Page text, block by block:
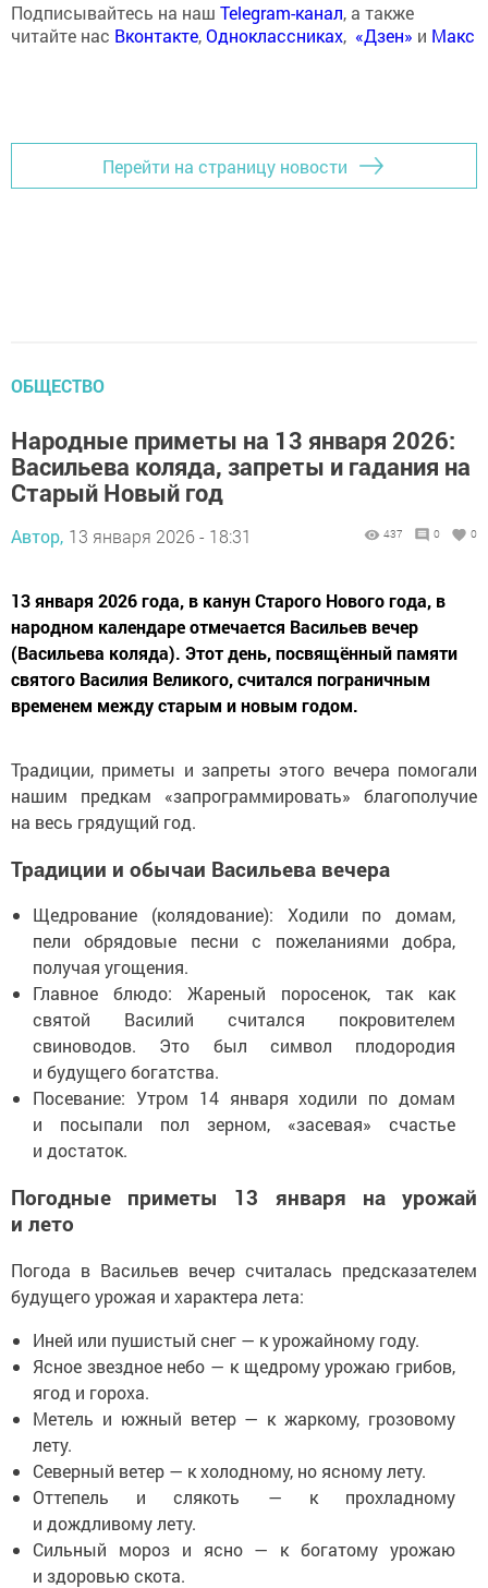
Подписывайтесь на наш Telegram-канал, а также
читайте нас Вконтакте,Одноклассниках, «Дзен» и Макс
Перейти на страницу новости
ОБЩЕСТВО
Народные приметы на 13 января 2026:
Васильева коляда, запреты и гадания на
Старый Новый год
Автор, 13 января 2026 - 18:31 437 0 0
13 января 2026 года, в канун Старого Нового года, в
народном календаре отмечается Васильев вечер
(Васильева коляда). Этот день, посвящённый памяти
святого Василия Великого, считался пограничным
временем между старым и новым годом.
Традиции, приметы и запреты этого вечера помогали
нашим предкам «запрограммировать» благополучие
на весь грядущий год.
Традиции и обычаи Васильева вечера
Щедрование (колядование): Ходили по домам,
пели обрядовые песни с пожеланиями добра,
получая угощения.
Главное блюдо: Жареный поросенок, так как
святой Василий считался покровителем
свиноводов. Это был символ плодородия
и будущего богатства.
Посевание: Утром 14 января ходили по домам
и посыпали пол зерном, «засевая» счастье
и достаток.
Погодные приметы 13 января на урожай
и лето
Погода в Васильев вечер считалась предсказателем
будущего урожая и характера лета:
Иней или пушистый снег — к урожайному году.
Ясное звездное небо — к щедрому урожаю грибов,
ягод и гороха.
Метель и южный ветер — к жаркому, грозовому
лету.
Северный ветер — к холодному, но ясному лету.
Оттепель и слякоть — к прохладному
и дождливому лету.
Сильный мороз и ясно — к богатому урожаю
и здоровью скота.